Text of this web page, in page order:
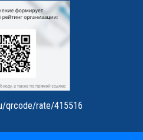
qrcode/rate/415516